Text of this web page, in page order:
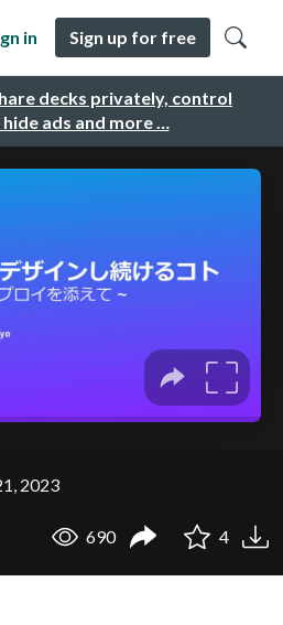
decks privately, control
ads and more …
in Sign up for free
2023
690 4